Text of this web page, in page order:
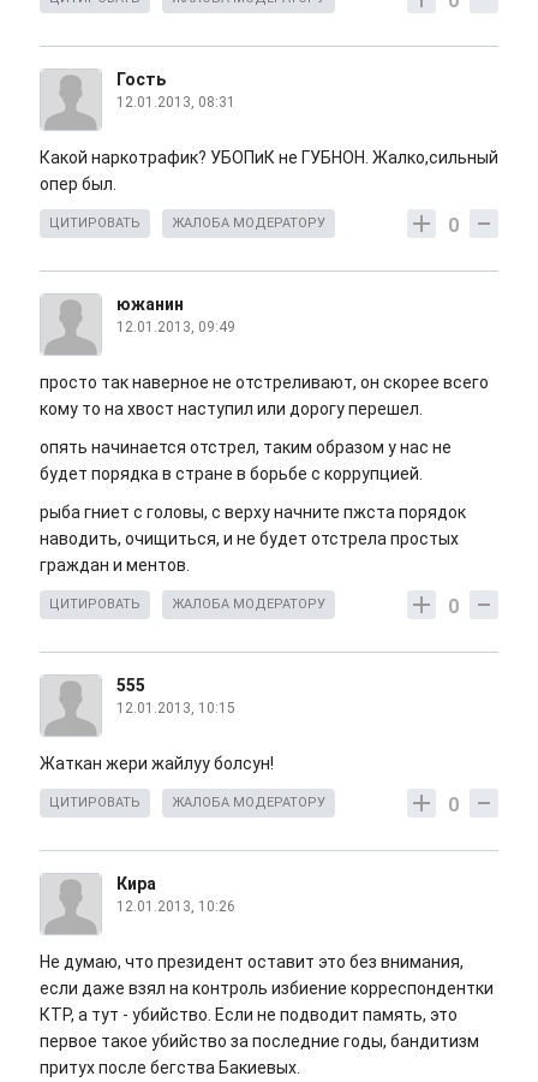
Гость
12.01.2013, 08:31
Какой наркотрафик? УБОПиК не ГУБНОН. Жалко,сильный
опер был.
0
ЦИТИРОВАТЬ ЖАЛОБА МОДЕРАТОРУ
южанин
12.01.2013, 09:49
просто так наверное не отстреливают, он скорее всего
кому то на хвост наступил или дорогу перешел.
опять начинается отстрел, таким образом у нас не
будет порядка в стране в борьбе с коррупцией.
рыба гниет с головы, с верху начните пжста порядок
наводить, очищиться, и не будет отстрела простых
граждан и ментов.
0
ЦИТИРОВАТЬ ЖАЛОБА МОДЕРАТОРУ
555
12.01.2013, 10:15
Жаткан жери жайлуу болсун!
0
ЦИТИРОВАТЬ ЖАЛОБА МОДЕРАТОРУ
Кира
12.01.2013, 10:26
Не думаю, что президент оставит это без внимания,
если даже взял на контроль избиение корреспондентки
КТР, а тут - убийство. Если не подводит память, это
первое такое убийство за последние годы, бандитизм
притух после бегства Бакиевых.